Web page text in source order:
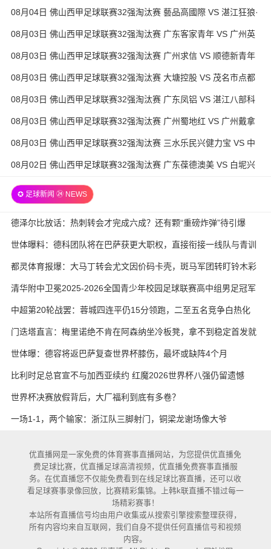
徒 全场录像
08月04日 佛山西甲足球联赛32强淘汰赛 藝品高國際 VS 湛江狂狼·
粵辉能源 全场录像
08月03日 佛山西甲足球联赛32强淘汰赛 广东客家青年 VS 广州英
华思力U17 全场录像
08月03日 佛山西甲足球联赛32强淘汰赛 广州求信 VS 顺德新青年
全场录像
08月03日 佛山西甲足球联赛32强淘汰赛 大塘控股 VS 茂名市点都
得 全场录像
08月03日 佛山西甲足球联赛32强淘汰赛 广东凤铝 VS 湛江八部科
技 全场录像
08月03日 佛山西甲足球联赛32强淘汰赛 广州蜀地红 VS 广州戴拿
模 全场录像
08月03日 佛山西甲足球联赛32强淘汰赛 三水乐民兴健力宝 VS 中
国澳门澳科精英 全场录像
08月02日 佛山西甲足球联赛32强淘汰赛 广东葆德澳美 VS 白坭兴
✪ 足球新闻 ㉔ NEWS
德泽尔比放话：热刺转会才完成六成？还有颗“重磅炸弹”待引爆
世体曝料：德科团队将在巴萨获更大职权，直接衔接一线队与青训
都灵体育报爆：大马丁转会尤文因价码卡壳，斑马军团转盯铃木彩
艳与维卡里奥
清华附中卫冕2025-2026全国青少年校园足球联赛高中组男足冠军
中超第20轮战罢：蓉城四连平仍15分领跑，二至五名竞争白热化
门迭塔直言：梅里诺绝不肯在阿森纳坐冷板凳，拿不到稳定首发就
考虑另寻出路
世体曝：德容将返巴萨复查世界杯膝伤，最坏或缺阵4个月
比利时足总官宣不与加西亚续约 红魔2026世界杯八强仍留遗憾
世界杯决赛放假背后，大厂福利到底有多卷？
一场1-1，两个输家：浙江队三脚射门，铜梁龙谢场像大爷
优直播网是一家免费的体育赛事直播网站，为您提供优直播免
费足球比赛，优直播足球高清视频，优直播免费赛事直播服
务。在优直播您不仅能免费看到在线足球比赛直播，还可以收
看足球赛事录像回放，比赛精彩集锦。上韩k联直播不错过每一
场精彩赛事！
本站所有直播信号均由用户收集或从搜索引擎搜索整理获得，
所有内容均来自互联网，我们自身不提供任何直播信号和视频
内容。